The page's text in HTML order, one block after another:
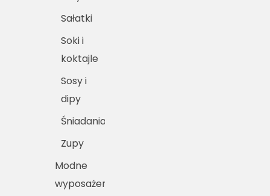
Sałatki
Soki i
koktajle
Sosy i
dipy
Śniadania
Zupy
Modne
wyposażenie